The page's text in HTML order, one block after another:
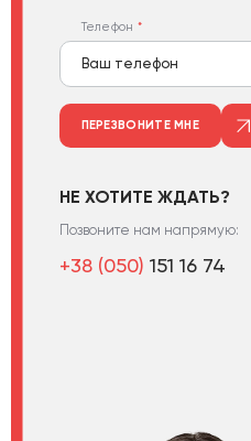
Телефон
ПЕРЕЗВОНИТЕ МНЕ
НЕ ХОТИТЕ ЖДАТЬ?
Позвоните нам напрямую:
+38 (050) 151 16 74